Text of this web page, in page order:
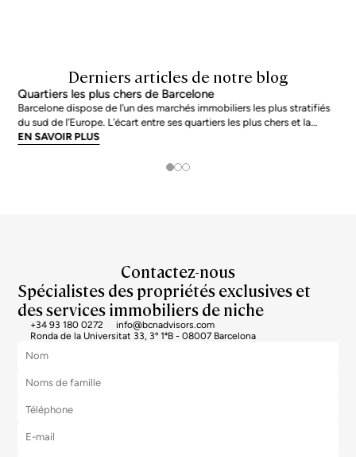
Derniers articles de notre blog
Quartiers les plus chers de Barcelone
Barcelone dispose de l’un des marchés immobiliers les plus stratifiés
du sud de l’Europe. L’écart entre ses quartiers les plus chers et la
moyenne de la ville n’est pas marginal : en juin 2026, les adresses les
EN SAVOIR PLUS
Contactez-nous
Spécialistes des propriétés exclusives et
des services immobiliers de niche
+34 93 180 0272
info@bcnadvisors.com
Ronda de la Universitat 33, 3º 1ªB - 08007 Barcelona